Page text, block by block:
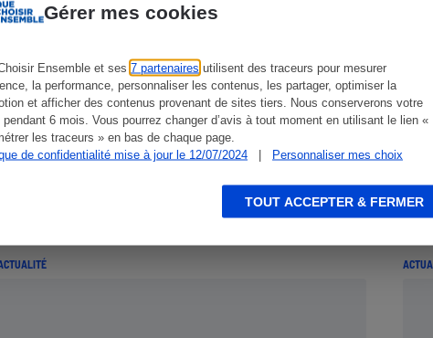
Gérer mes cookies
Ensemble et ses 7 partenaires utilisent des traceurs pour mesurer
la performance, personnaliser les contenus, les partager, optimiser la
et afficher des contenus provenant de sites tiers. Nous conserverons votre
pendant 6 mois. Vous pourrez changer d’avis à tout moment en utilisant le lien «
les traceurs » en bas de chaque page.
de confidentialité mise à jour le 12/07/2024
| Personnaliser mes choix
TOUT ACCEPTER & FERMER
d’Orange - Indemnisation